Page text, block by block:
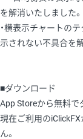
を解消いたしました。
・横表示チャートの
示されない不具合を
■ダウンロード
App Storeから無料で
現在ご利用の
ん。